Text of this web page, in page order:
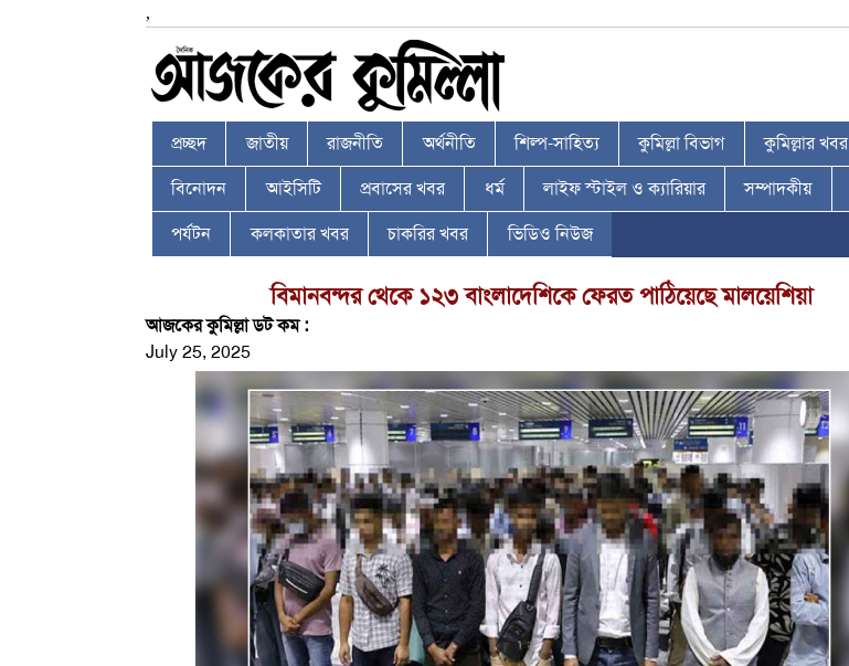
,
প্রচ্ছদ জাতীয় রাজনীতি অর্থনীতি শিল্প-সাহিত্য কুমিল্লা বিভাগ কুমিল্লার খবর
বিনোদন আইসিটি প্রবাসের খবর ধর্ম লাইফ স্টাইল ও ক্যারিয়ার সম্পাদকীয়
পর্যটন কলকাতার খবর চাকরির খবর ভিডিও নিউজ
বিমানবন্দর থেকে ১২৩ বাংলাদেশিকে ফেরত পাঠিয়েছে মালয়েশিয়া
আজকের কুমিল্লা ডট কম :
July 25, 2025